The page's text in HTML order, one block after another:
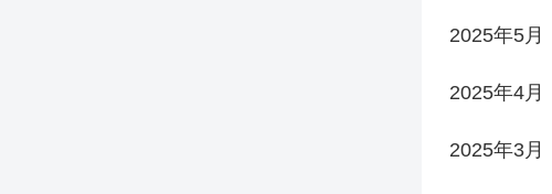
2025年5月
2025年4月
2025年3月